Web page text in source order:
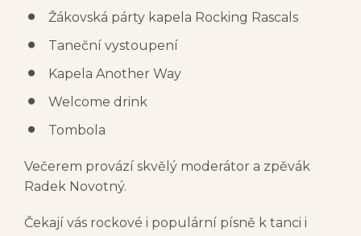
Žákovská párty kapela Rocking Rascals
Taneční vystoupení
Kapela Another Way
Welcome drink
Tombola
Večerem provází skvělý moderátor a zpěvák
Radek Novotný.
Čekají vás rockové i populární písně k tanci i